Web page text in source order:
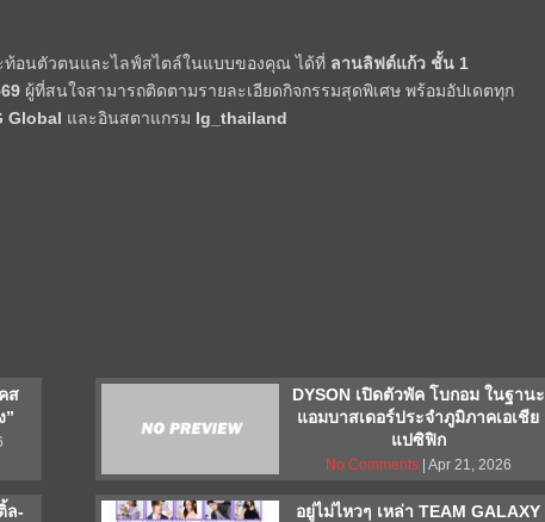
อนตัวตนและไลฟ์สไตล์ในแบบของคุณ ได้ที่ ลานลิฟต์แก้ว ชั้น 1
ผู้ที่สนใจสามารถติดตามรายละเอียดกิจกรรมสุดพิเศษ พร้อมอัปเดตทุก
Global และอินสตาแกรม lg_thailand
ส
”
DYSON เปิดตัวพัค โบกอม ในฐานะ
แอมบาสเดอร์ประจำภูมิภาคเอเชีย
แปซิฟิก
No Comments| Apr 21, 2026
ล- อยู่ไม่ไหวๆ เหล่า TEAM GALAXY